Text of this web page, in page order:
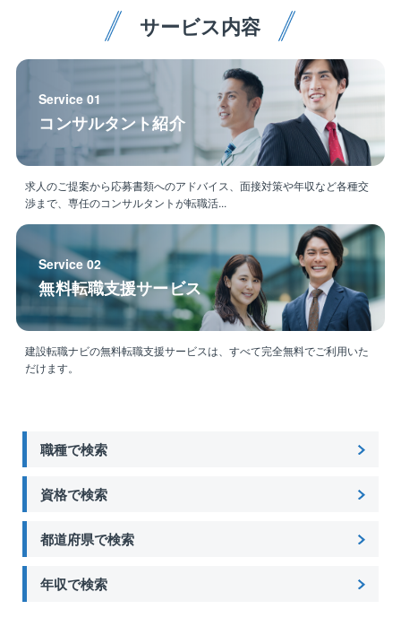
との円滑なコミュニケーションを通じて、プロジェク
トを成功に導きます。現場の責任者として、あなたの
〇働きやすい環境でキャリアを築く：月平均残業時間
は20時間程度。年間休日122日とワークライフバラン
スも大切にできます。休日出勤が発生した場合でも、
振替休日を確実に取得できるため、安心して長く働け
現場によっては直行直帰も可能です。
・元パナソニックグループの同社は関西電力グループ
となり、安定した経営基盤で、社風が穏やかな中、腰
を据えて長く働けます。
・1974年の設立以来、ホテル・商業施設をはじめ、多
トを実現しています
サービス内容
Service 01
コンサルタント紹介
求人のご提案から応募書類へのアドバイス、面接対策や年収など各種交
渉まで、専任のコンサルタントが転職活...
Service 02
無料転職支援サービス
建設転職ナビの無料転職支援サービスは、すべて完全無料でご利用いた
だけます。
職種で検索
資格で検索
都道府県で検索
年収で検索